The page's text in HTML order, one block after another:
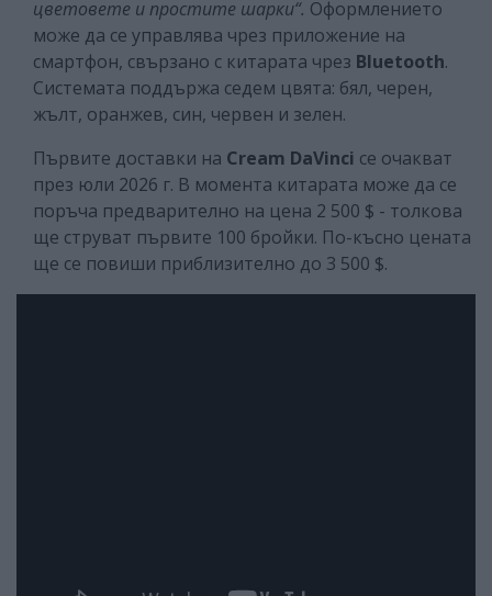
цветовете и простите шарки“. Оформлението
може да се управлява чрез приложение на
смартфон, свързано с китарата чрез Bluetooth.
Системата поддържа седем цвята: бял, черен,
жълт, оранжев, син, червен и зелен.
Първите доставки на Cream DaVinci се очакват
през юли 2026 г. В момента китарата може да се
поръча предварително на цена 2 500 $ - толкова
ще струват първите 100 бройки. По-късно цената
ще се повиши приблизително до 3 500 $.